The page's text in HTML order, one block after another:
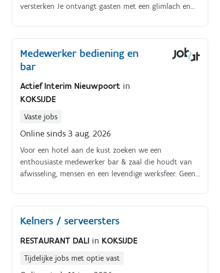
de bestellingen af;Je draagt bij aan de hoge
versterken Je ontvangt gasten met een glimlach en
bestellingen en bedienen van eten en dranken.
Medewerker bediening en
bar
Actief Interim Nieuwpoort in
KOKSIJDE
Vaste jobs
Online sinds 3 aug. 2026
Voor een hotel aan de kust zoeken we een
enthousiaste medewerker bar & zaal die houdt van
afwisseling, mensen en een levendige werksfeer. Geen
glimlach buitenwandelen.
Kelners / serveersters
RESTAURANT DALI in KOKSIJDE
Tijdelijke jobs met optie vast